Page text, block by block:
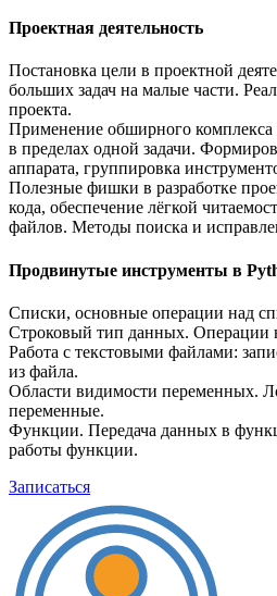
Проектная деятельность
Постановка цели в проектной
больших задач на малые части.
проекта.
Применение обширного комплекса
в пределах одной задачи.
аппарата, группировка
Полезные фишки в разработке
кода, обеспечение лёгкой
файлов. Методы поиска и
Продвинутые инструменты в
Списки, основные операции над
Строковый тип данных. Операции
Работа с текстовыми файлами:
из файла.
Области видимости переменных.
переменные.
Функции. Передача данных в
работы функции.
Записаться